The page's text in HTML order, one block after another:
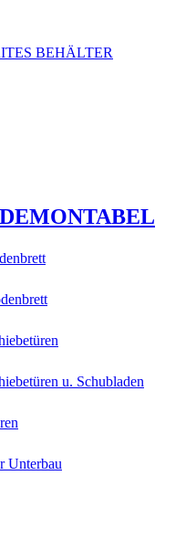
BEHÄLTER
u. Schubladen
Unterbau